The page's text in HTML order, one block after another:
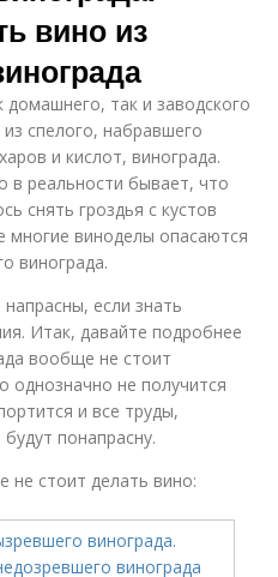
вино из
так и заводского
спелого, набравшего
и кислот, винограда.
в реальности бывает, что
снять гроздья с кустов
многие виноделы опасаются
винограда.
если знать
Итак, давайте подробнее
вообще не стоит
однозначно не получится
и все труды,
понапрасну.
не стоит делать вино: